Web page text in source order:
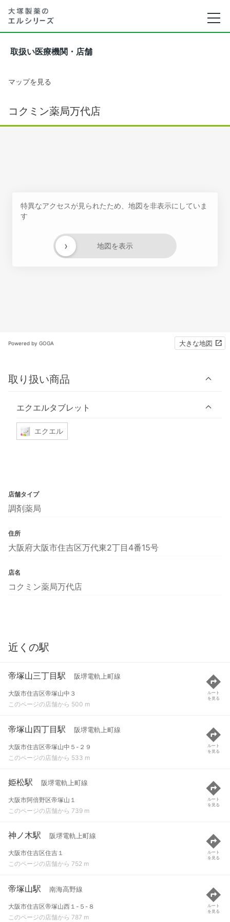
取扱い医療機関・店舗
マップを見る
コクミン薬局万代店
特異なアクセスが見られたため、地図を非表示にしていま
す
地図を表示
›
Powered by GOGA 大きな地図
取り扱い商品
エクエルタブレット
エクエル
店舗タイプ
調剤薬局
住所
大阪府大阪市住吉区万代東2丁目4番15号
店名
コクミン薬局万代店
近くの駅
帝塚山三丁目駅 阪堺電軌上町線
大阪市住吉区帝塚山中３
このページの店舗から 500 m
ルート
を見る
帝塚山四丁目駅 阪堺電軌上町線
大阪市住吉区帝塚山中５-２９
このページの店舗から 533 m
ルート
を見る
姫松駅 阪堺電軌上町線
大阪市阿倍野区帝塚山１
このページの店舗から 739 m
ルート
を見る
神ノ木駅 阪堺電軌上町線
大阪市住吉区住吉１
このページの店舗から 752 m
ルート
を見る
帝塚山駅 南海高野線
大阪市住吉区帝塚山西１-５-８
このページの店舗から 787 m
ルート
を見る